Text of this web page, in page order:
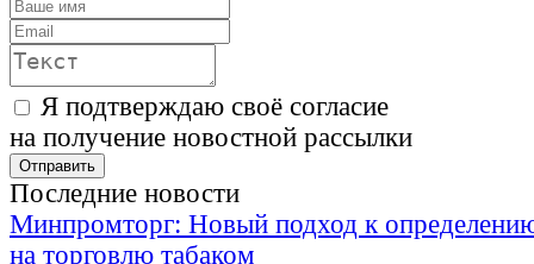
Я подтверждаю своё согласие
на получение новостной рассылки
Последние новости
Минпромторг: Новый подход к
на торговлю табаком